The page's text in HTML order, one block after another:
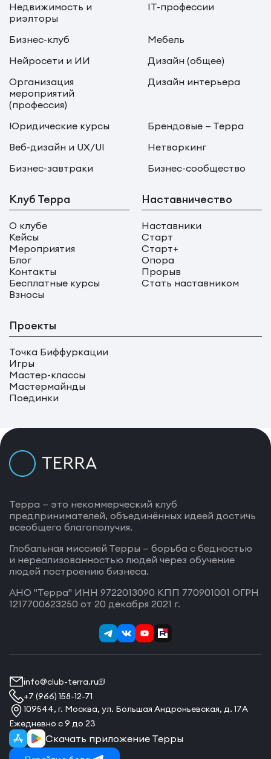
Недвижимость и
риэлторы
IT-профессии
Бизнес-клуб
Мебель
Нейросети и ИИ
Дизайн (общее)
Организация
мероприятий
(профессия)
Дизайн интерьера
Юридические курсы
Брендовые — Терра
Веб-дизайн и UX/UI
Нетворкинг
Бизнес-завтраки
Бизнес-сообщество
Клуб Терра
О клубе
Кейсы
Мероприятия
Блог
Контакты
Бесплатные курсы
Взносы
Наставничество
Наставники
Старт
Старт+
Опора
Прорыв
Стать наставником
Проекты
Точка Биффуркации
Игры
Мастер-классы
Мастермайнды
Поединки
Терра — это некоммерческий клуб
предпринимателей, объединённых идеей достичь
всеобщего благополучия.
Глобальная миссией Терры — борьба с бедностью
и нереализованностью людей через обучение
людей построению бизнеса.
АНО "Терра" ИНН 9722013090 КПП 770901001 ОГРН
1217700623250 от 20 декабря 2021 г.
info@club-terra.ru
+7 (966) 158-12-71
109544, г. Москва, ул. Большая Андроньевская, д. 17А
Ежедневно с 9 до 23
Скачать приложение Терры